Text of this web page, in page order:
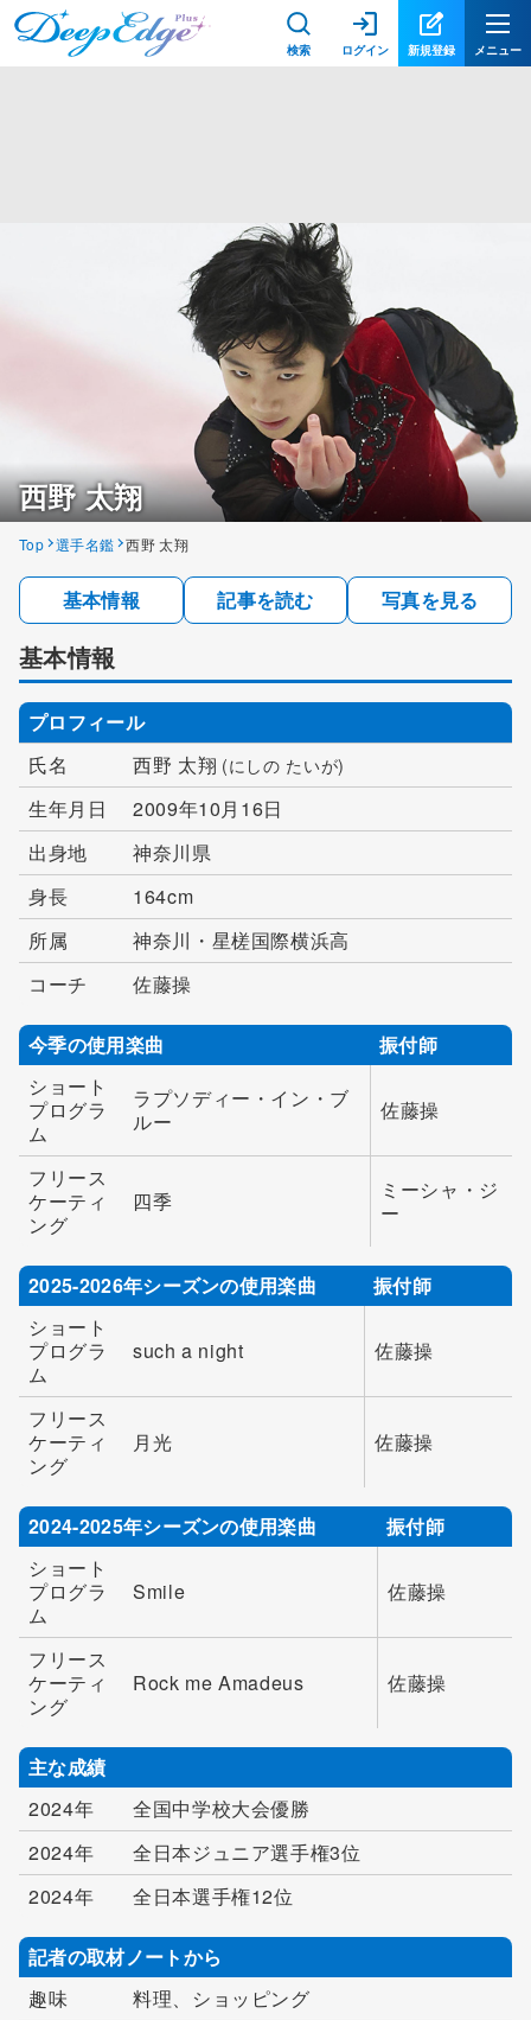
検索 ログイン 新規登録 メニュー
西野 太翔
Top 選手名鑑 西野 太翔
基本情報 記事を読む 写真を見る
基本情報
プロフィール
氏名
西野 太翔 (にしの たいが)
生年月日
2009年10月16日
出身地
神奈川県
身長
164cm
所属
神奈川・星槎国際横浜高
コーチ
佐藤操
今季の使用楽曲
振付師
ショート
プログラ
ム
ラプソディー・イン・ブ
ルー
佐藤操
フリース
ケーティ
ング
四季
ミーシャ・ジ
ー
2025-2026年シーズンの使用楽曲
振付師
ショート
プログラ
ム
such a night 佐藤操
フリース
ケーティ
ング
月光 佐藤操
2024-2025年シーズンの使用楽曲
振付師
ショート
プログラ
ム
Smile 佐藤操
フリース
ケーティ
ング
Rock me Amadeus 佐藤操
主な成績
2024年
全国中学校大会優勝
2024年
全日本ジュニア選手権3位
2024年
全日本選手権12位
記者の取材ノートから
趣味
料理、ショッピング